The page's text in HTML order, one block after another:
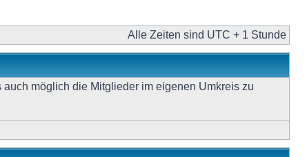
Alle Zeiten sind UTC + 1 Stunde
möglich die Mitglieder im eigenen Umkreis zu